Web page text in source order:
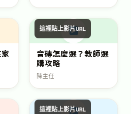
這裡貼上影片URL
音磚怎麼選？教師選
購攻略
陳主任
這裡貼上影片URL